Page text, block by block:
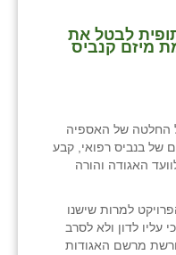
לבטל את
מיזם קנביס
החלטה של האספיה
של בנביס רפואי, קבע
האגודה והורה
למרות שישנו
עליו לדון ולא לסרב
מרשם האגודות